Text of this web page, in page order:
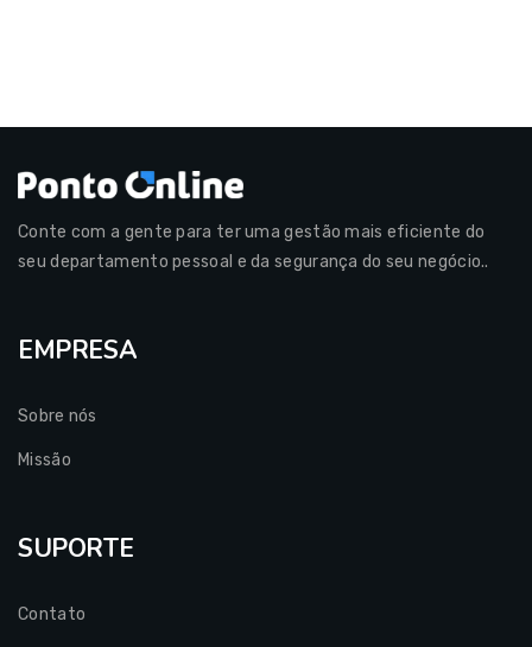
Conte com a gente para ter uma gestão mais eficiente do
seu departamento pessoal e da segurança do seu negócio..
EMPRESA
Sobre nós
Missão
SUPORTE
Contato